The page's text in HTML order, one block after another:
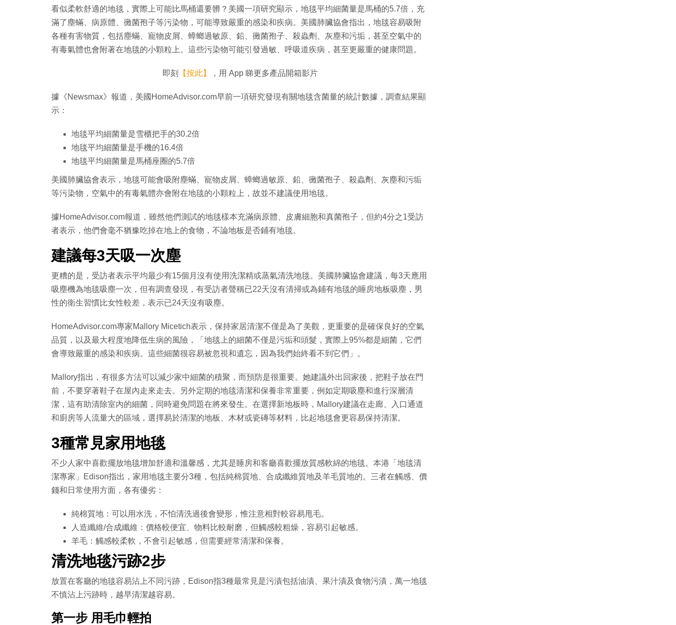
看似柔軟舒適的地毯，實際上可能比馬桶還要髒？美國一項研究顯示，地毯平均細菌量是馬桶的5.7倍，充
滿了塵蟎、病原體、黴菌孢子等污染物，可能導致嚴重的感染和疾病。美國肺臟協會指出，地毯容易吸附
各種有害物質，包括塵蟎、寵物皮屑、蟑螂過敏原、鉛、黴菌孢子、殺蟲劑、灰塵和污垢，甚至空氣中的
有毒氣體也會附著在地毯的小顆粒上。這些污染物可能引發過敏、呼吸道疾病，甚至更嚴重的健康問題。
即刻 【按此】 ，用 App 睇更多產品開箱影片
據《Newsmax》報道，美國HomeAdvisor.com早前一項研究發現有關地毯含菌量的統計數據，調查結果顯
示：
地毯平均細菌量是雪櫃把手的30.2倍
地毯平均細菌量是手機的16.4倍
地毯平均細菌量是馬桶座圈的5.7倍
美國肺臟協會表示，地毯可能會吸附塵蟎、寵物皮屑、蟑螂過敏原、鉛、黴菌孢子、殺蟲劑、灰塵和污垢
等污染物，空氣中的有毒氣體亦會附在地毯的小顆粒上，故並不建議使用地毯。
據HomeAdvisor.com報道，雖然他們測試的地毯樣本充滿病原體、皮膚細胞和真菌孢子，但約4分之1受訪
者表示，他們會毫不猶豫吃掉在地上的食物，不論地板是否鋪有地毯。
建議每3天吸一次塵
更糟的是，受訪者表示平均最少有15個月沒有使用洗潔精或蒸氣清洗地毯。美國肺臟協會建議，每3天應用
吸塵機為地毯吸塵一次，但有調查發現，有受訪者聲稱已22天沒有清掃或為鋪有地毯的睡房地板吸塵，男
性的衛生習慣比女性較差，表示已24天沒有吸塵。
HomeAdvisor.com專家Mallory Micetich表示，保持家居清潔不僅是為了美觀，更重要的是確保良好的空氣
品質，以及最大程度地降低生病的風險，「地毯上的細菌不僅是污垢和頭髮，實際上95%都是細菌，它們
會導致嚴重的感染和疾病。這些細菌很容易被忽視和遺忘，因為我們始終看不到它們」。
Mallory指出，有很多方法可以減少家中細菌的積聚，而預防是很重要。她建議外出回家後，把鞋子放在門
前，不要穿著鞋子在屋內走來走去。另外定期的地毯清潔和保養非常重要，例如定期吸塵和進行深層清
潔，這有助清除室內的細菌，同時避免問題在將來發生。在選擇新地板時，Mallory建議在走廊、入口通道
和廚房等人流量大的區域，選擇易於清潔的地板、木材或瓷磚等材料，比起地毯會更容易保持清潔。
3種常見家用地毯
不少人家中喜歡擺放地毯增加舒適和溫馨感，尤其是睡房和客廳喜歡擺放質感軟綿的地毯。本港「地毯清
潔專家」Edison指出，家用地毯主要分3種，包括純棉質地、合成纖維質地及羊毛質地的。三者在觸感、價
錢和日常使用方面，各有優劣：
純棉質地：可以用水洗，不怕清洗過後會變形，惟注意相對較容易甩毛。
人造纖維/合成纖維：價格較便宜、物料比較耐磨，但觸感較粗燥，容易引起敏感。
羊毛：觸感較柔軟，不會引起敏感，但需要經常清潔和保養。
清洗地毯污跡2步
放置在客廳的地毯容易沾上不同污跡，Edison指3種最常見是污漬包括油漬、果汁漬及食物污漬，萬一地毯
不慎沾上污跡時，越早清潔越容易。
第一步 用毛巾輕拍
Link